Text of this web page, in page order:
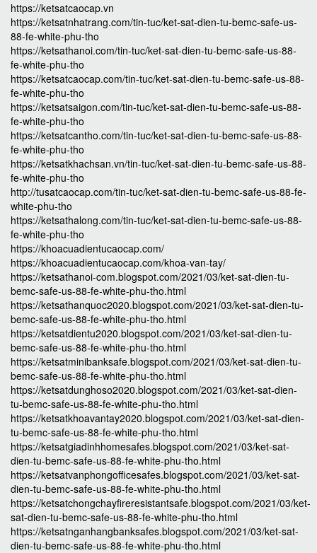
https://ketsatcaocap.vn
https://ketsatnhatrang.com/tin-tuc/ket-sat-dien-tu-bemc-safe-us-
88-fe-white-phu-tho
https://ketsathanoi.com/tin-tuc/ket-sat-dien-tu-bemc-safe-us-88-
fe-white-phu-tho
https://ketsatcaocap.com/tin-tuc/ket-sat-dien-tu-bemc-safe-us-88-
fe-white-phu-tho
https://ketsatsaigon.com/tin-tuc/ket-sat-dien-tu-bemc-safe-us-88-
fe-white-phu-tho
https://ketsatcantho.com/tin-tuc/ket-sat-dien-tu-bemc-safe-us-88-
fe-white-phu-tho
https://ketsatkhachsan.vn/tin-tuc/ket-sat-dien-tu-bemc-safe-us-88-
fe-white-phu-tho
http://tusatcaocap.com/tin-tuc/ket-sat-dien-tu-bemc-safe-us-88-fe-
white-phu-tho
https://ketsathalong.com/tin-tuc/ket-sat-dien-tu-bemc-safe-us-88-
fe-white-phu-tho
https://khoacuadientucaocap.com/
https://khoacuadientucaocap.com/khoa-van-tay/
https://ketsathanoi-com.blogspot.com/2021/03/ket-sat-dien-tu-
bemc-safe-us-88-fe-white-phu-tho.html
https://ketsathanquoc2020.blogspot.com/2021/03/ket-sat-dien-tu-
bemc-safe-us-88-fe-white-phu-tho.html
https://ketsatdientu2020.blogspot.com/2021/03/ket-sat-dien-tu-
bemc-safe-us-88-fe-white-phu-tho.html
https://ketsatminibanksafe.blogspot.com/2021/03/ket-sat-dien-tu-
bemc-safe-us-88-fe-white-phu-tho.html
https://ketsatdunghoso2020.blogspot.com/2021/03/ket-sat-dien-
tu-bemc-safe-us-88-fe-white-phu-tho.html
https://ketsatkhoavantay2020.blogspot.com/2021/03/ket-sat-dien-
tu-bemc-safe-us-88-fe-white-phu-tho.html
https://ketsatgiadinhhomesafes.blogspot.com/2021/03/ket-sat-
dien-tu-bemc-safe-us-88-fe-white-phu-tho.html
https://ketsatvanphongofficesafes.blogspot.com/2021/03/ket-sat-
dien-tu-bemc-safe-us-88-fe-white-phu-tho.html
https://ketsatchongchayfireresistantsafe.blogspot.com/2021/03/ket-
sat-dien-tu-bemc-safe-us-88-fe-white-phu-tho.html
https://ketsatnganhangbanksafes.blogspot.com/2021/03/ket-sat-
dien-tu-bemc-safe-us-88-fe-white-phu-tho.html